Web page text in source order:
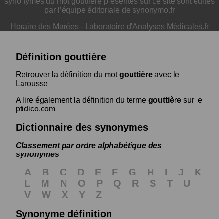
par l’équipe éditoriale de synonymo.fr
Horaire des Marées - Laboratoire d'Analyses Médicales.fr
Définition gouttière
Retrouver la définition du motgouttière avec le
Larousse
A lire également la définition du terme gouttière sur le
ptidico.com
Dictionnaire des synonymes
Classement par ordre alphabétique des
synonymes
A B C D E F G H I J
K
L
M N O P Q R S T
U
V
W X Y
Z
Synonyme définition